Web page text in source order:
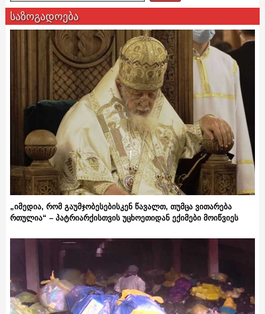
საზოგადოება
„იმედია, რომ გაუმჯობესებისკენ წავალთ, თუმცა ვითარება
რთულია“ – პატრიარქისთვის უცხოეთიდან ექიმები მოიწვიეს